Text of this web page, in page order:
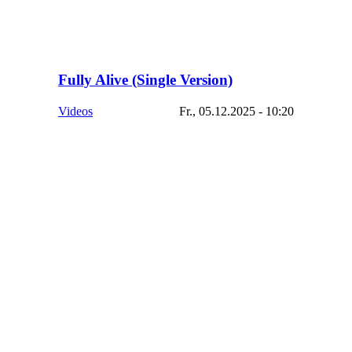
Fully Alive (Single Version)
Videos Fr., 05.12.2025 - 10:20